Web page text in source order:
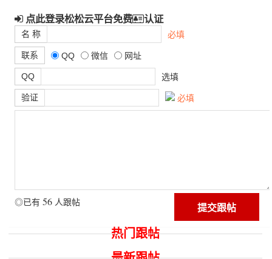
点此登录松松云平台免费 认证
名 称 必填
联系 QQ 微信 网址
QQ 选填
验证 必填
◎已有 56 人跟帖
热门跟帖